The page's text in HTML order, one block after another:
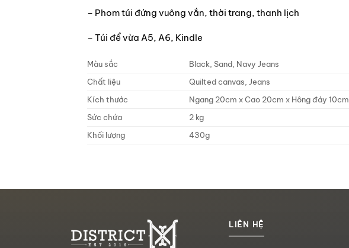
– Phom túi đứng vuông vắn, thời trang, thanh lịch
– Túi để vừa A5, A6, Kindle
Màu sắc
Black, Sand, Navy Jeans
Chất liệu
Quilted canvas, Jeans
Kích thước
Ngang 20cm x Cao 20cm x Hông đáy 10cm
Sức chứa
2 kg
Khối lượng
430g
LIÊN HỆ